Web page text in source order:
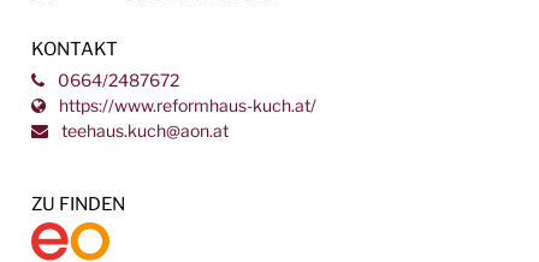
KONTAKT
0664/2487672
https://www.reformhaus-kuch.at/
teehaus.kuch@aon.at
ZU FINDEN